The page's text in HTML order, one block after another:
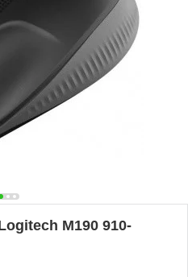
M190 910-